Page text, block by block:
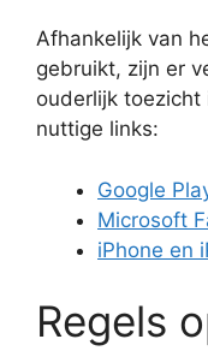
Afhankelijk van
gebruikt, zijn er
ouderlijk toezicht
nuttige links:
Google
Microsoft
iPhone en
Regels